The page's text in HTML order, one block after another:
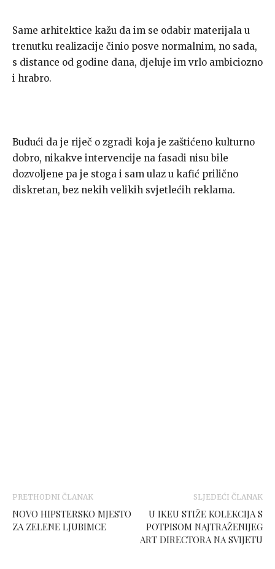
Same arhitektice kažu da im se odabir materijala u
trenutku realizacije činio posve normalnim, no sada,
s distance od godine dana, djeluje im vrlo ambiciozno
i hrabro.
Budući da je riječ o zgradi koja je zaštićeno kulturno
dobro, nikakve intervencije na fasadi nisu bile
dozvoljene pa je stoga i sam ulaz u kafić prilično
diskretan, bez nekih velikih svjetlećih reklama.
PRETHODNI ČLANAK
NOVO HIPSTERSKO MJESTO
ZA ZELENE LJUBIMCE
SLJEDEĆI ČLANAK
U IKEU STIŽE KOLEKCIJA S
POTPISOM NAJTRAŽENIJEG
ART DIRECTORA NA SVIJETU